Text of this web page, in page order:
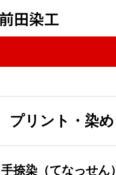
田染工
プリント・染め
手捺染（てなっせん）